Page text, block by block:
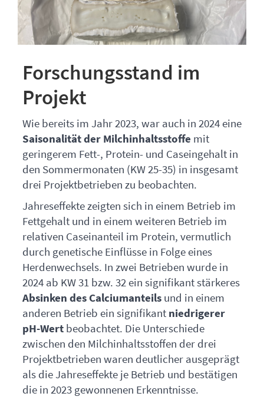
Forschungsstand im
Projekt
Wie bereits im Jahr 2023, war auch in 2024 eine
Saisonalität der Milchinhaltsstoffe mit
geringerem Fett-, Protein- und Caseingehalt in
den Sommermonaten (KW 25-35) in insgesamt
drei Projektbetrieben zu beobachten.
Jahreseffekte zeigten sich in einem Betrieb im
Fettgehalt und in einem weiteren Betrieb im
relativen Caseinanteil im Protein, vermutlich
durch genetische Einflüsse in Folge eines
Herdenwechsels. In zwei Betrieben wurde in
2024 ab KW 31 bzw. 32 ein signifikant stärkeres
Absinken des Calciumanteils und in einem
anderen Betrieb ein signifikant niedrigerer
pH-Wert beobachtet. Die Unterschiede
zwischen den Milchinhaltsstoffen der drei
Projektbetrieben waren deutlicher ausgeprägt
als die Jahreseffekte je Betrieb und bestätigen
die in 2023 gewonnenen Erkenntnisse.